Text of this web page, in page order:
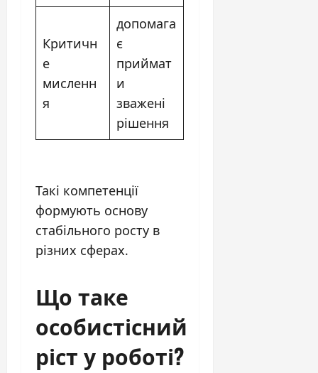
Критичн
е
мисленн
я
допомага
є
приймат
и
зважені
рішення
Такі компетенції
формують основу
стабільного росту в
різних сферах.
Що таке
особистісний
ріст у роботі?